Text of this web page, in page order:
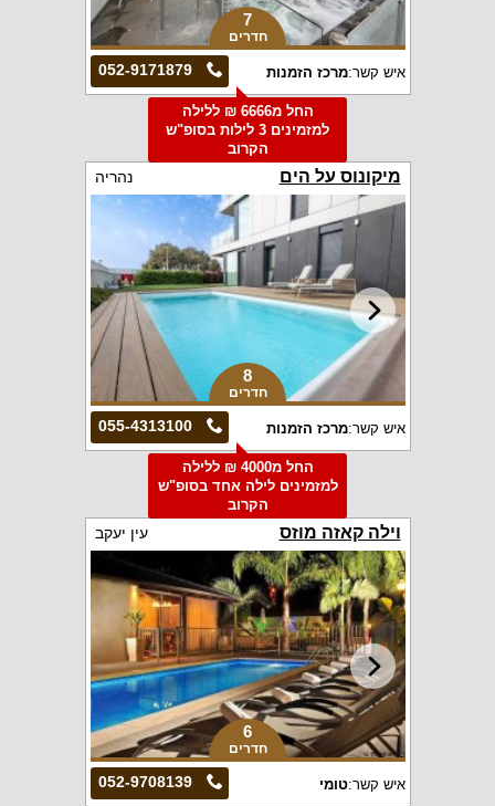
7
חדרים
052-9171879 איש קשר:מרכז הזמנות
החל מ6666 ₪ ללילה
למזמינים 3 לילות בסופ"ש
הקרוב
מיקונוס על הים נהריה
8
חדרים
055-4313100 איש קשר:מרכז הזמנות
החל מ4000 ₪ ללילה
למזמינים לילה אחד בסופ"ש
הקרוב
וילה קאזה מוזס עין יעקב
6
חדרים
052-9708139 איש קשר:טומי